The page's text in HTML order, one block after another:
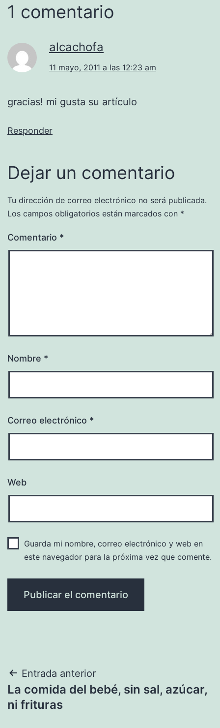
1 comentario
alcachofa
11 mayo, 2011 a las 12:23 am
gracias! mi gusta su artículo
Responder
Dejar un comentario
Tu dirección de correo electrónico no será publicada.
Los campos obligatorios están marcados con *
Comentario *
Nombre *
Correo electrónico *
Web
Guarda mi nombre, correo electrónico y web en
este navegador para la próxima vez que comente.
Navegación
de
Entrada anterior
La comida del bebé, sin sal, azúcar,
ni frituras